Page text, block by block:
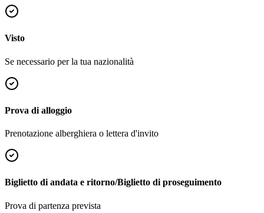
Visto
Se necessario per la tua nazionalità
Prova di alloggio
Prenotazione alberghiera o lettera d'invito
Biglietto di andata e ritorno/Biglietto di proseguimento
Prova di partenza prevista